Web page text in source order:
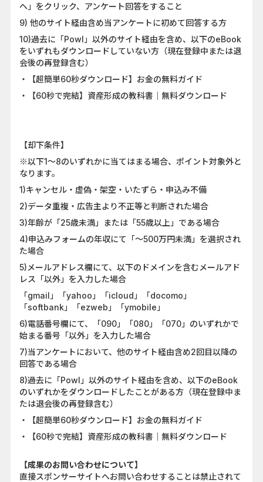
へ」をクリック、アンケート回答をすること
9) 他のサイト経由含め当アンケートに初めて回答する方
10)過去に「Powl」以外のサイト経由を含め、以下のeBook
をいずれもダウンロードしていない方（現在登録中または退
会後の再登録含む）
・【超簡単60秒ダウンロード】お金の無料ガイド
・【60秒で完結】資産形成の教科書｜無料ダウンロード
【却下条件】
※以下1〜8のいずれかに当てはまる場合、ポイント対象外と
なります。
1)キャンセル・虚偽・架空・いたずら・申込み不備
2)データ重複・広告主より不正等と判断された場合
3)年齢が「25歳未満」または「55歳以上」である場合
4)申込みフォームの年収にて「〜500万円未満」を選択され
た場合
5)メールアドレス欄にて、以下のドメインを含むメールアド
レス「以外」を入力した場合
「gmail」「yahoo」「icloud」「docomo」
「softbank」「ezweb」「ymobile」
6)電話番号欄にて、「090」「080」「070」のいずれかで
始まる番号「以外」を入力した場合
7)当アンケートにおいて、他のサイト経由含め2回目以降の
回答である場合
8)過去に「Powl」以外のサイト経由を含め、以下のeBook
のいずれかをダウンロードしたことがある方（現在登録中ま
たは退会後の再登録含む）
・【超簡単60秒ダウンロード】お金の無料ガイド
・【60秒で完結】資産形成の教科書｜無料ダウンロード
【成果のお問い合わせについて】
直接スポンサーサイトへお問い合わせすることは禁止されて